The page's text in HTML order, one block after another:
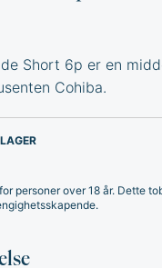
Short 6p er en
Cohiba.
personer over 18 år. Dette